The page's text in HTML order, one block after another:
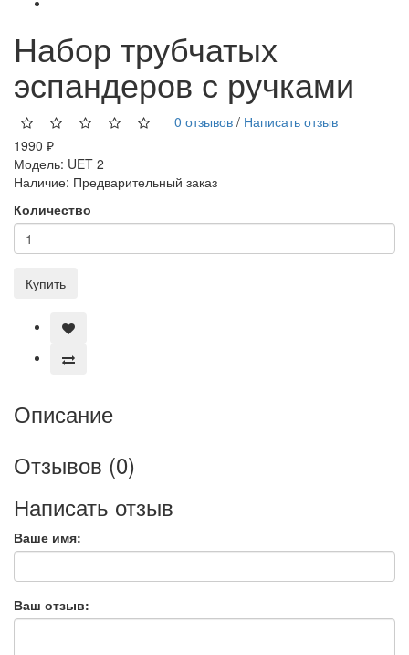
Набор трубчатых
эспандеров с ручками
0 отзывов / Написать отзыв
1990 ₽
Модель: UET 2
Наличие: Предварительный заказ
Количество
Купить
Описание
Отзывов (0)
Написать отзыв
Ваше имя:
Ваш отзыв: